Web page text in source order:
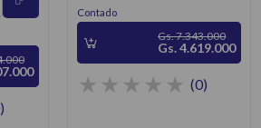
Contado
Gs. 7.343.000
Gs. 4.619.000
(0)